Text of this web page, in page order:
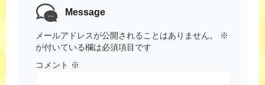
Message
メールアドレスが公開されることはありません。
※
が付いている欄は必須項目です
コメント ※